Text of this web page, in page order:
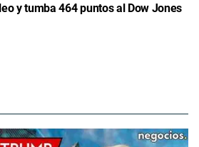
y tumba 464 puntos al Dow Jones